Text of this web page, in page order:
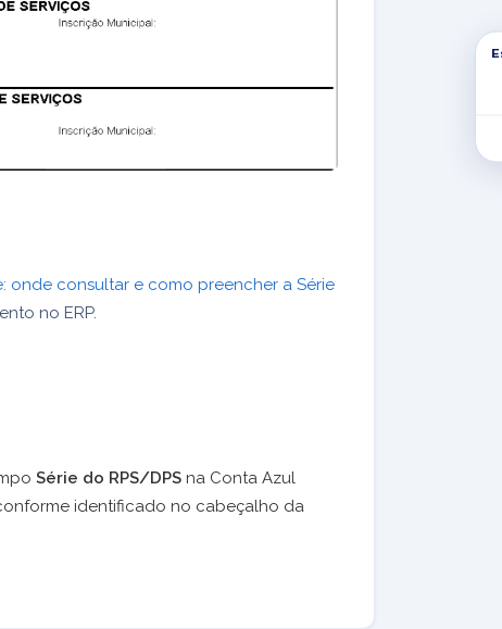
onde consultar e como preencher a Série
no ERP.
Série do RPS/DPS na Conta Azul
conforme identificado no cabeçalho da